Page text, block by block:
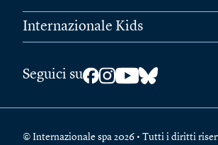
Internazionale Kids
Seguici su
© Internazionale spa 2026 • Tutti i diritti